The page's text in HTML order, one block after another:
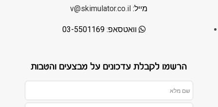
מייל: v@skimulator.co.il
וואטסאפ: 03-5501169
הרשמו לקבלת עדכונים על מבצעים והטבות